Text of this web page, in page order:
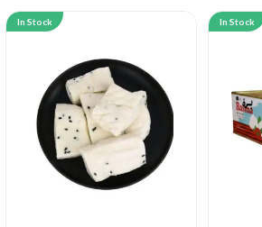
In Stock In Stock